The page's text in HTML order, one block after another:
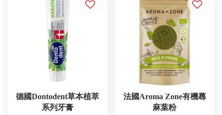
德國Dontodent草本植萃
系列牙膏
法國Aroma Zone有機蕁
麻葉粉